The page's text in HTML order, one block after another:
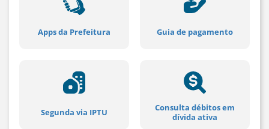
Portal
Apps da Prefeitura Guia de pagamento
Segunda via IPTU
Consulta débitos em
dívida ativa